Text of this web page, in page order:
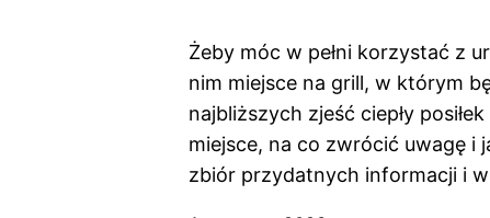
Żeby móc w pełni korzystać z
nim miejsce na grill, w którym
najbliższych zjeść ciepły
miejsce, na co zwrócić uwagę i
zbiór przydatnych informacji i